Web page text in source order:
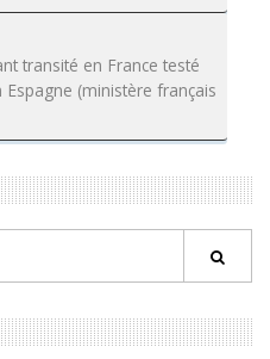
transité en France testé
(ministère français